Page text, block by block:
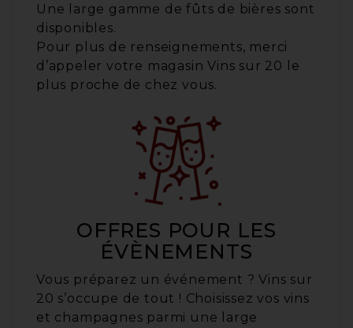
Une large gamme de fûts de bières sont
disponibles.
Pour plus de renseignements, merci
d’appeler votre magasin Vins sur 20 le
plus proche de chez vous.
OFFRES POUR LES
ÉVÈNEMENTS
Vous préparez un événement ? Vins sur
20 s’occupe de tout ! Choisissez vos vins
et champagnes parmi une large